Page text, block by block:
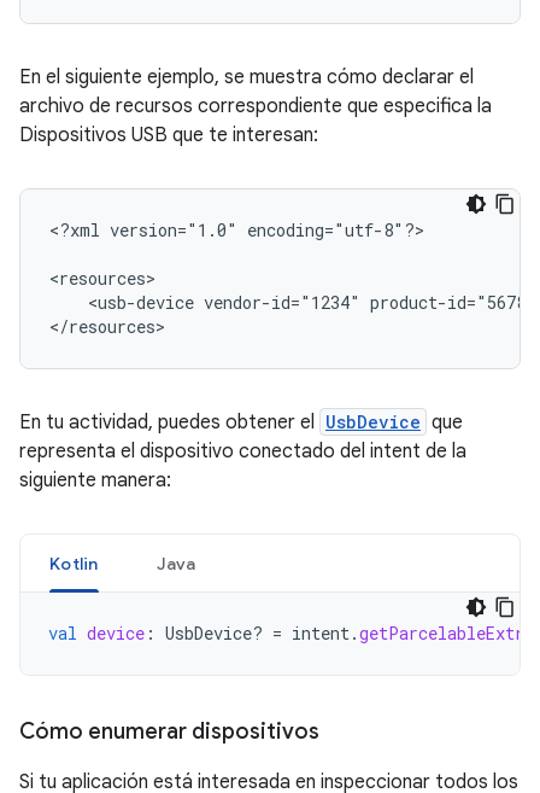
En el siguiente ejemplo, se muestra cómo declarar el
archivo de recursos correspondiente que especifica la
Dispositivos USB que te interesan:
<?xml version="1.0" encoding="utf-8"?>
<usb-device vendor-id="1234" product-id="5678"
</resources>
En tu actividad, puedes obtener el UsbDevice que
representa el dispositivo conectado del intent de la
siguiente manera:
Kotlin Java
val device : UsbDevice? = intent.getParcelableExtra
Cómo enumerar dispositivos
Si tu aplicación está interesada en inspeccionar todos los